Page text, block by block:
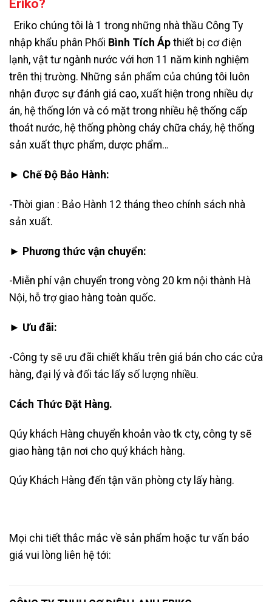
Eriko?
Eriko chúng tôi là 1 trong những nhà thầu Công Ty
nhập khẩu phân Phối Bình Tích Áp thiết bị cơ điện
lạnh, vật tư ngành nước với hơn 11 năm kinh nghiệm
trên thị trường. Những sản phẩm của chúng tôi luôn
nhận được sự đánh giá cao, xuất hiện trong nhiều dự
án, hệ thống lớn và có mặt trong nhiều hệ thống cấp
thoát nước, hệ thống phòng cháy chữa cháy, hệ thống
sản xuất thực phẩm, dược phẩm…
► Chế Độ Bảo Hành:
-Thời gian : Bảo Hành 12 tháng theo chính sách nhà
sản xuất.
► Phương thức vận chuyển:
-Miễn phí vận chuyển trong vòng 20 km nội thành Hà
Nội, hỗ trợ giao hàng toàn quốc.
► Ưu đãi:
-Công ty sẽ ưu đãi chiết khấu trên giá bán cho các cửa
hàng, đại lý và đối tác lấy số lượng nhiều.
Cách Thức Đặt Hàng.
Qúy khách Hàng chuyển khoản vào tk cty, công ty sẽ
giao hàng tận nơi cho quý khách hàng.
Qúy Khách Hàng đến tận văn phòng cty lấy hàng.
Mọi chi tiết thắc mắc về sản phẩm hoặc tư vấn báo
giá vui lòng liên hệ tới: